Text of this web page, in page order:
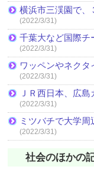
横浜市三渓園で
(2022/3/31)
千葉大など国際チ
(2022/3/31)
ワッペンやネク
(2022/3/31)
ＪＲ西日本、広
(2022/3/31)
ミツバチで大学
(2022/3/31)
社会のほかの